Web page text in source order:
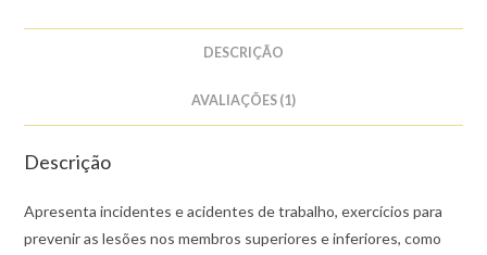
DESCRIÇÃO
AVALIAÇÕES (1)
Descrição
Apresenta incidentes e acidentes de trabalho, exercícios para
prevenir as lesões nos membros superiores e inferiores, como